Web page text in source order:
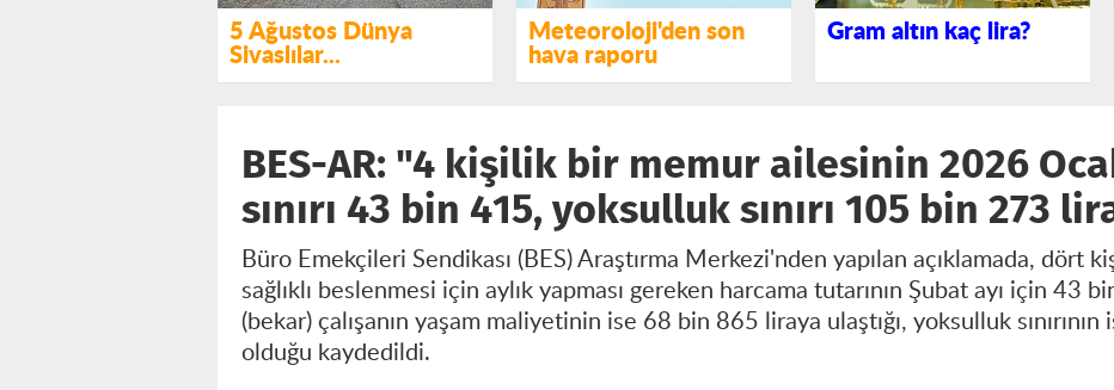
5 Ağustos Dünya
Sivaslılar...
Meteoroloji'den son
hava raporu
Gram altın kaç lira?
BES-AR: "4 kişilik bir memur ailesinin 2026
sınırı 43 bin 415, yoksulluk sınırı 105 bin 273
Büro Emekçileri Sendikası (BES) Araştırma Merkezi'nden yapılan açıklamada, dört
sağlıklı beslenmesi için aylık yapması gereken harcama tutarının Şubat ayı için 43
(bekar) çalışanın yaşam maliyetinin ise 68 bin 865 liraya ulaştığı, yoksulluk
olduğu kaydedildi.